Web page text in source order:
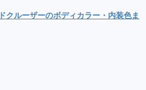
クルーザーのボディカラー・内装色ま